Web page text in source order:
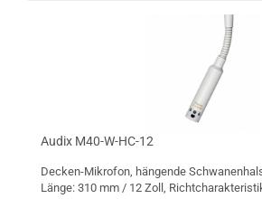
Audix M40-W-HC-12
Decken-Mikrofon, hängende
Länge: 310 mm / 12 Zoll,